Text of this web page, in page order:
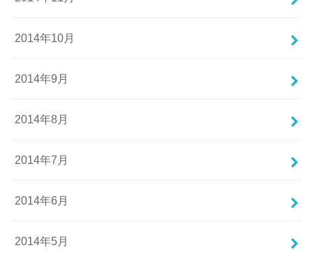
2014年10月
2014年9月
2014年8月
2014年7月
2014年6月
2014年5月